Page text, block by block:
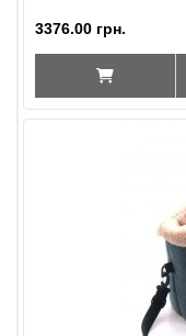
3376.00 грн.